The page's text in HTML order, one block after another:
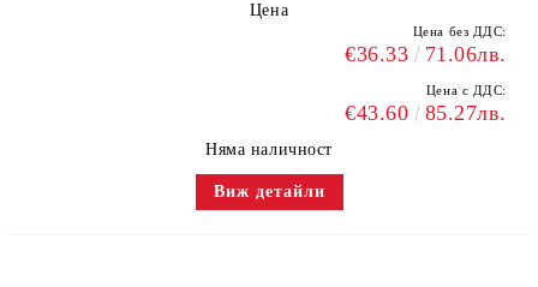
Цена
Цена без ДДС:
€36.33 71.06лв.
Цена с ДДС:
€43.60 85.27лв.
Няма наличност
Виж детайли